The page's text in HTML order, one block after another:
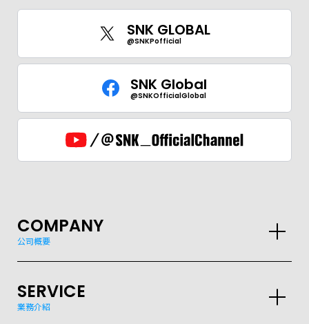
SNK GLOBAL
@SNKPofficial
SNK Global
@SNKOfficialGlobal
COMPANY
公司概要
SERVICE
業務介紹